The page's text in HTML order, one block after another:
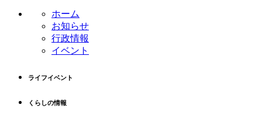
ホーム
お知らせ
行政情報
イベント
ライフイベント
くらしの情報